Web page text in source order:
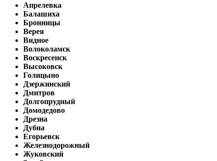
Апрелевка
Балашиха
Бронницы
Верея
Видное
Волоколамск
Воскресенск
Высоковск
Голицыно
Дзержинский
Дмитров
Долгопрудный
Домодедово
Дрезна
Дубна
Егорьевск
Железнодорожный
Жуковский